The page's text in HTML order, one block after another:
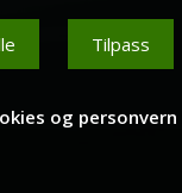
Tilpass
og personvern